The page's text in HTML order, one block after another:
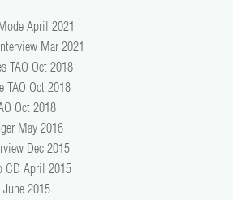
April 2021
Mar 2021
TAO Oct 2018
TAO Oct 2018
Oct 2018
May 2016
Dec 2015
CD April 2015
June 2015